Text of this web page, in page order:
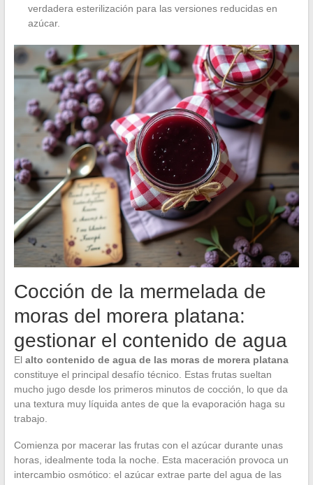
verdadera esterilización para las versiones reducidas en
azúcar.
Cocción de la mermelada de
moras del morera platana:
gestionar el contenido de agua
El alto contenido de agua de las moras de morera platana
constituye el principal desafío técnico. Estas frutas sueltan
mucho jugo desde los primeros minutos de cocción, lo que da
una textura muy líquida antes de que la evaporación haga su
trabajo.
Comienza por macerar las frutas con el azúcar durante unas
horas, idealmente toda la noche. Esta maceración provoca un
intercambio osmótico: el azúcar extrae parte del agua de las